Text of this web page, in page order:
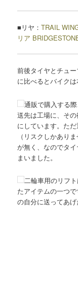
■リヤ：TRAIL
リア
前後タイヤとチュ
に比べるとバイクは
通販で購入する
送先は工場に、そ
にしています。た
（リスクしかあり
が無く、なのでタ
まいました。
二輪車用のリフ
たアイテムの一つ
の自分に送ってあげ